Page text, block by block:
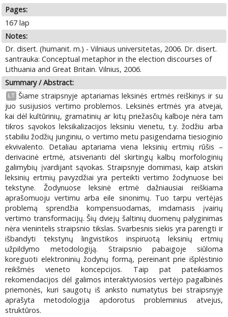
Pages:
167 lap
Notes:
Dr. disert. (humanit. m.) - Vilniaus universitetas, 2006. Dr. disert.
santrauka: Conceptual metaphor in the election discourses of
Lithuania and Great Britain. Vilnius, 2006.
Summary / Abstract:
LT Šiame straipsnyje aptariamas leksinės ertmės reiškinys ir su
juo susijusios vertimo problemos. Leksinės ertmės yra atvejai,
kai dėl kultūrinių, gramatinių ar kitų priežasčių kalboje nėra tam
tikros sąvokos leksikalizacijos leksiniu vienetu, t.y. žodžiu arba
stabiliu žodžių junginiu, o vertimo metu pasigendama tiesioginio
ekvivalento. Detaliau aptariama viena leksinių ertmių rūšis –
derivacinė ertmė, atsiverianti dėl skirtingų kalbų morfologinių
galimybių įvardijant sąvokas. Straipsnyje domimasi, kaip atskiri
leksinių ertmių pavyzdžiai yra perteikti vertimo žodynuose bei
tekstyne. Žodynuose leksinė ertmė dažniausiai reiškiama
aprašomuoju vertimu arba eile sinonimų. Tuo tarpu vertėjas
problemą sprendžia kompensuodamas, imdamasis įvairių
vertimo transformacijų. Šių dviejų šaltinių duomenų palyginimas
nėra vienintelis straipsnio tikslas. Svarbesnis siekis yra parengti ir
išbandyti tekstynų lingvistikos inspiruotą leksinių ertmių
užpildymo metodologiją. Straipsnio pabaigoje siūloma
koreguoti elektroninių žodynų formą, pereinant prie išplėstinio
reikšmės vieneto koncepcijos. Taip pat pateikiamos
rekomendacijos dėl galimos interaktyviosios vertėjo pagalbinės
priemonės, kuri saugotų iš anksto numatytus bei straipsnyje
aprašyta metodologija apdorotus probleminius atvejus,
struktūros.